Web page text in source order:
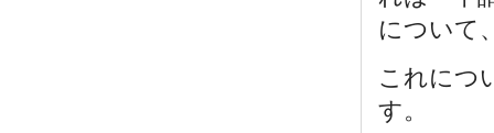
について
これにつ
す。